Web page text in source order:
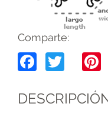
Comparte: